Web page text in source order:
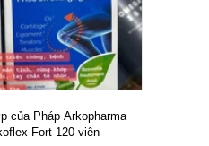
của Pháp Arkopharma
Fort 120 viên